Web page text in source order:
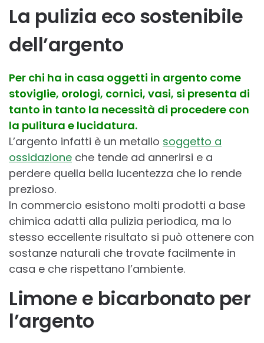
La pulizia eco sostenibile
dell’argento
Per chi ha in casa oggetti in argento come
stoviglie, orologi, cornici, vasi, si presenta di
tanto in tanto la necessità di procedere con
la pulitura e lucidatura.
L’argento infatti è un metallo soggetto a
ossidazione che tende ad annerirsi e a
perdere quella bella lucentezza che lo rende
prezioso.
In commercio esistono molti prodotti a base
chimica adatti alla pulizia periodica, ma lo
stesso eccellente risultato si può ottenere con
sostanze naturali che trovate facilmente in
casa e che rispettano l’ambiente.
Limone e bicarbonato per
l’argento